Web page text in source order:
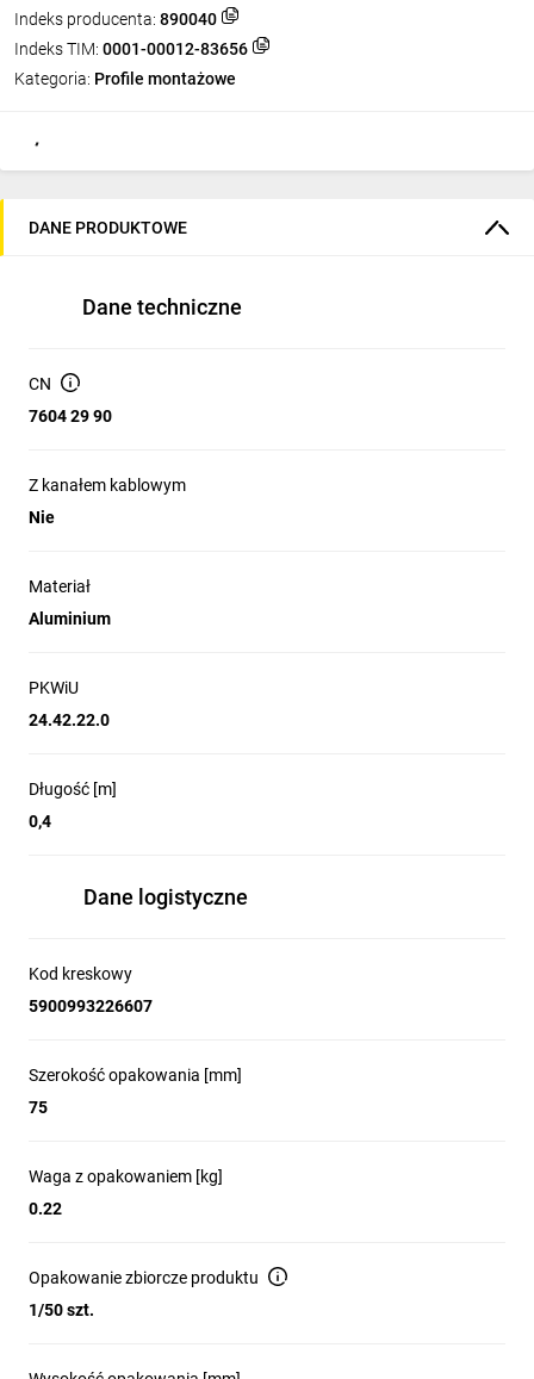
Indeks producenta: 890040
Indeks TIM: 0001-00012-83656
Kategoria: Profile montażowe
DANE PRODUKTOWE
Dane techniczne
CN
7604 29 90
Z kanałem kablowym
Nie
Materiał
Aluminium
PKWiU
24.42.22.0
Długość [m]
0,4
Dane logistyczne
Kod kreskowy
5900993226607
Szerokość opakowania [mm]
75
Waga z opakowaniem [kg]
0.22
Opakowanie zbiorcze produktu
1/50 szt.